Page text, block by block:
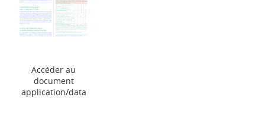
Accéder au
document
application/dataDéposer une actu !